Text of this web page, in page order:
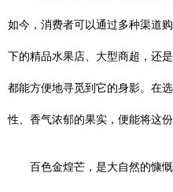
如今，消费者可以通过多种渠道
下的精品水果店、大型商超，还
都能方便地寻觅到它的身影。在
性、香气浓郁的果实，便能将这
百色金煌芒，是大自然的慷